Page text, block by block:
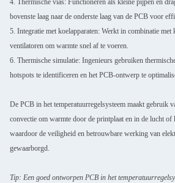
Laat een bericht
We bellen je
4. Thermische vias: Functioneren als kleine pijpen en
bovenste laag naar de onderste laag van de PCB voor
5. Integratie met koelapparaten: Werkt in combinatie met
ventilatoren om warmte snel af te voeren.
6. Thermische simulatie: Ingenieurs gebruiken
hotspots te identificeren en het PCB-ontwerp te
De PCB in het temperatuurregelsysteem maakt gebruik
convectie om warmte door de printplaat en in de lucht of
waardoor de veiligheid en betrouwbare werking van
gewaarborgd.
Tip: Een goed ontworpen PCB in het